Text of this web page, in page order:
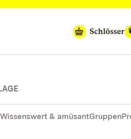
Schlösser
Wissenswert & amüsantGruppen